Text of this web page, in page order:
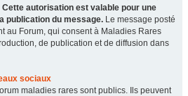
Cette autorisation est valable pour une
publication du message. Le message posté
au Forum, qui consent à Maladies Rares
de publication et de diffusion dans
sociaux
maladies rares sont publics. Ils peuvent